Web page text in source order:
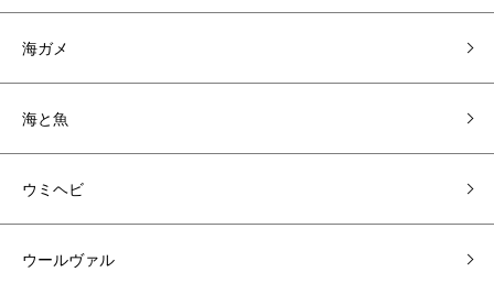
海ガメ
海と魚
ウミヘビ
ウールヴァル